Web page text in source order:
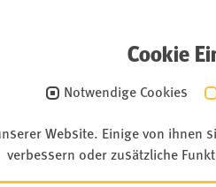
Cookie
Notwendige Cookies
Website. Einige von ihnen
verbessern oder zusätzliche